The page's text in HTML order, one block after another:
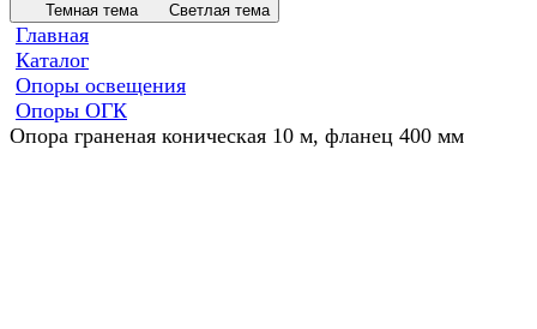
Темная тема Светлая тема
Главная
Каталог
Опоры освещения
Опоры ОГК
Опора граненая коническая 10 м, фланец 400 мм